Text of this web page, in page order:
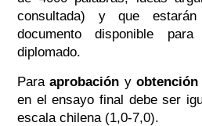
consultada) y que
documento disponible
diplomado.
Paraaprobación y obtención
en el ensayo final debe ser
escala chilena (1,0-7,0).